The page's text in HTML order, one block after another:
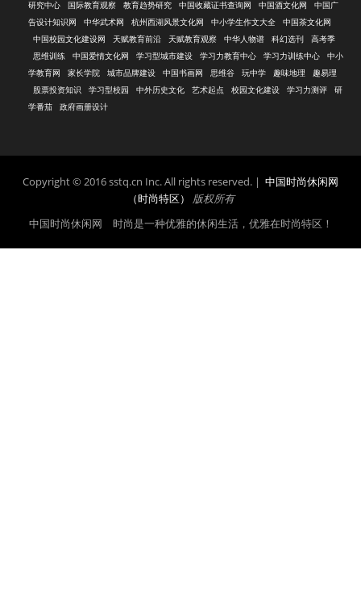
研究中心
国际教育观察 教育趋势研究 中国收藏证书查询网 中国酒文化网
中国广
告设计知识网
中华武术网 杭州西湖风景文化网 中小学生作文大全
中国茶文化网
中国校园文化建设网
天赋教育前沿 天赋教育观察 中华人物谱 科幻选刊
高考季
思维训练
中国爱情文化网 学习型城市建设 学习力教育中心 学习力训练中心
中小
学教育网
家长学院 城市品牌建设 中国书画网 思维谷 玩中学 趣味地理
趣易理
股票投资知识
学习型校园 中外历史文化 艺术起点 校园文化建设 学习力测评
研
学番茄
政府画册设计
Copyright © 2016 sstq.cn Inc. All rights reserved. | 中国时尚休闲网
（时尚特区）
版权所有
中国时尚休闲网 时尚是一种优雅的休闲生活，优雅在时尚特区！